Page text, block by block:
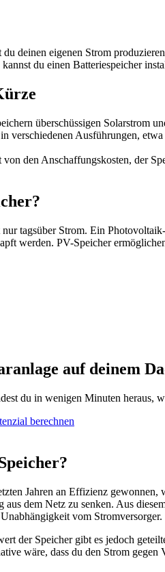
deinen eigenen Strom
kannst du einen Batteriespeicher
überschüssigen Solarstrom
verschiedenen Ausführungen,
von den Anschaffungskosten, der
tagsüber Strom. Ein
werden. PV-Speicher
auf deinem
du in wenigen Minuten heraus,
berechnen
Jahren an Effizienz
aus dem Netz zu senken. Aus
vom Stromversorger.
der Speicher gibt es jedoch
wäre, dass du den Strom gegen